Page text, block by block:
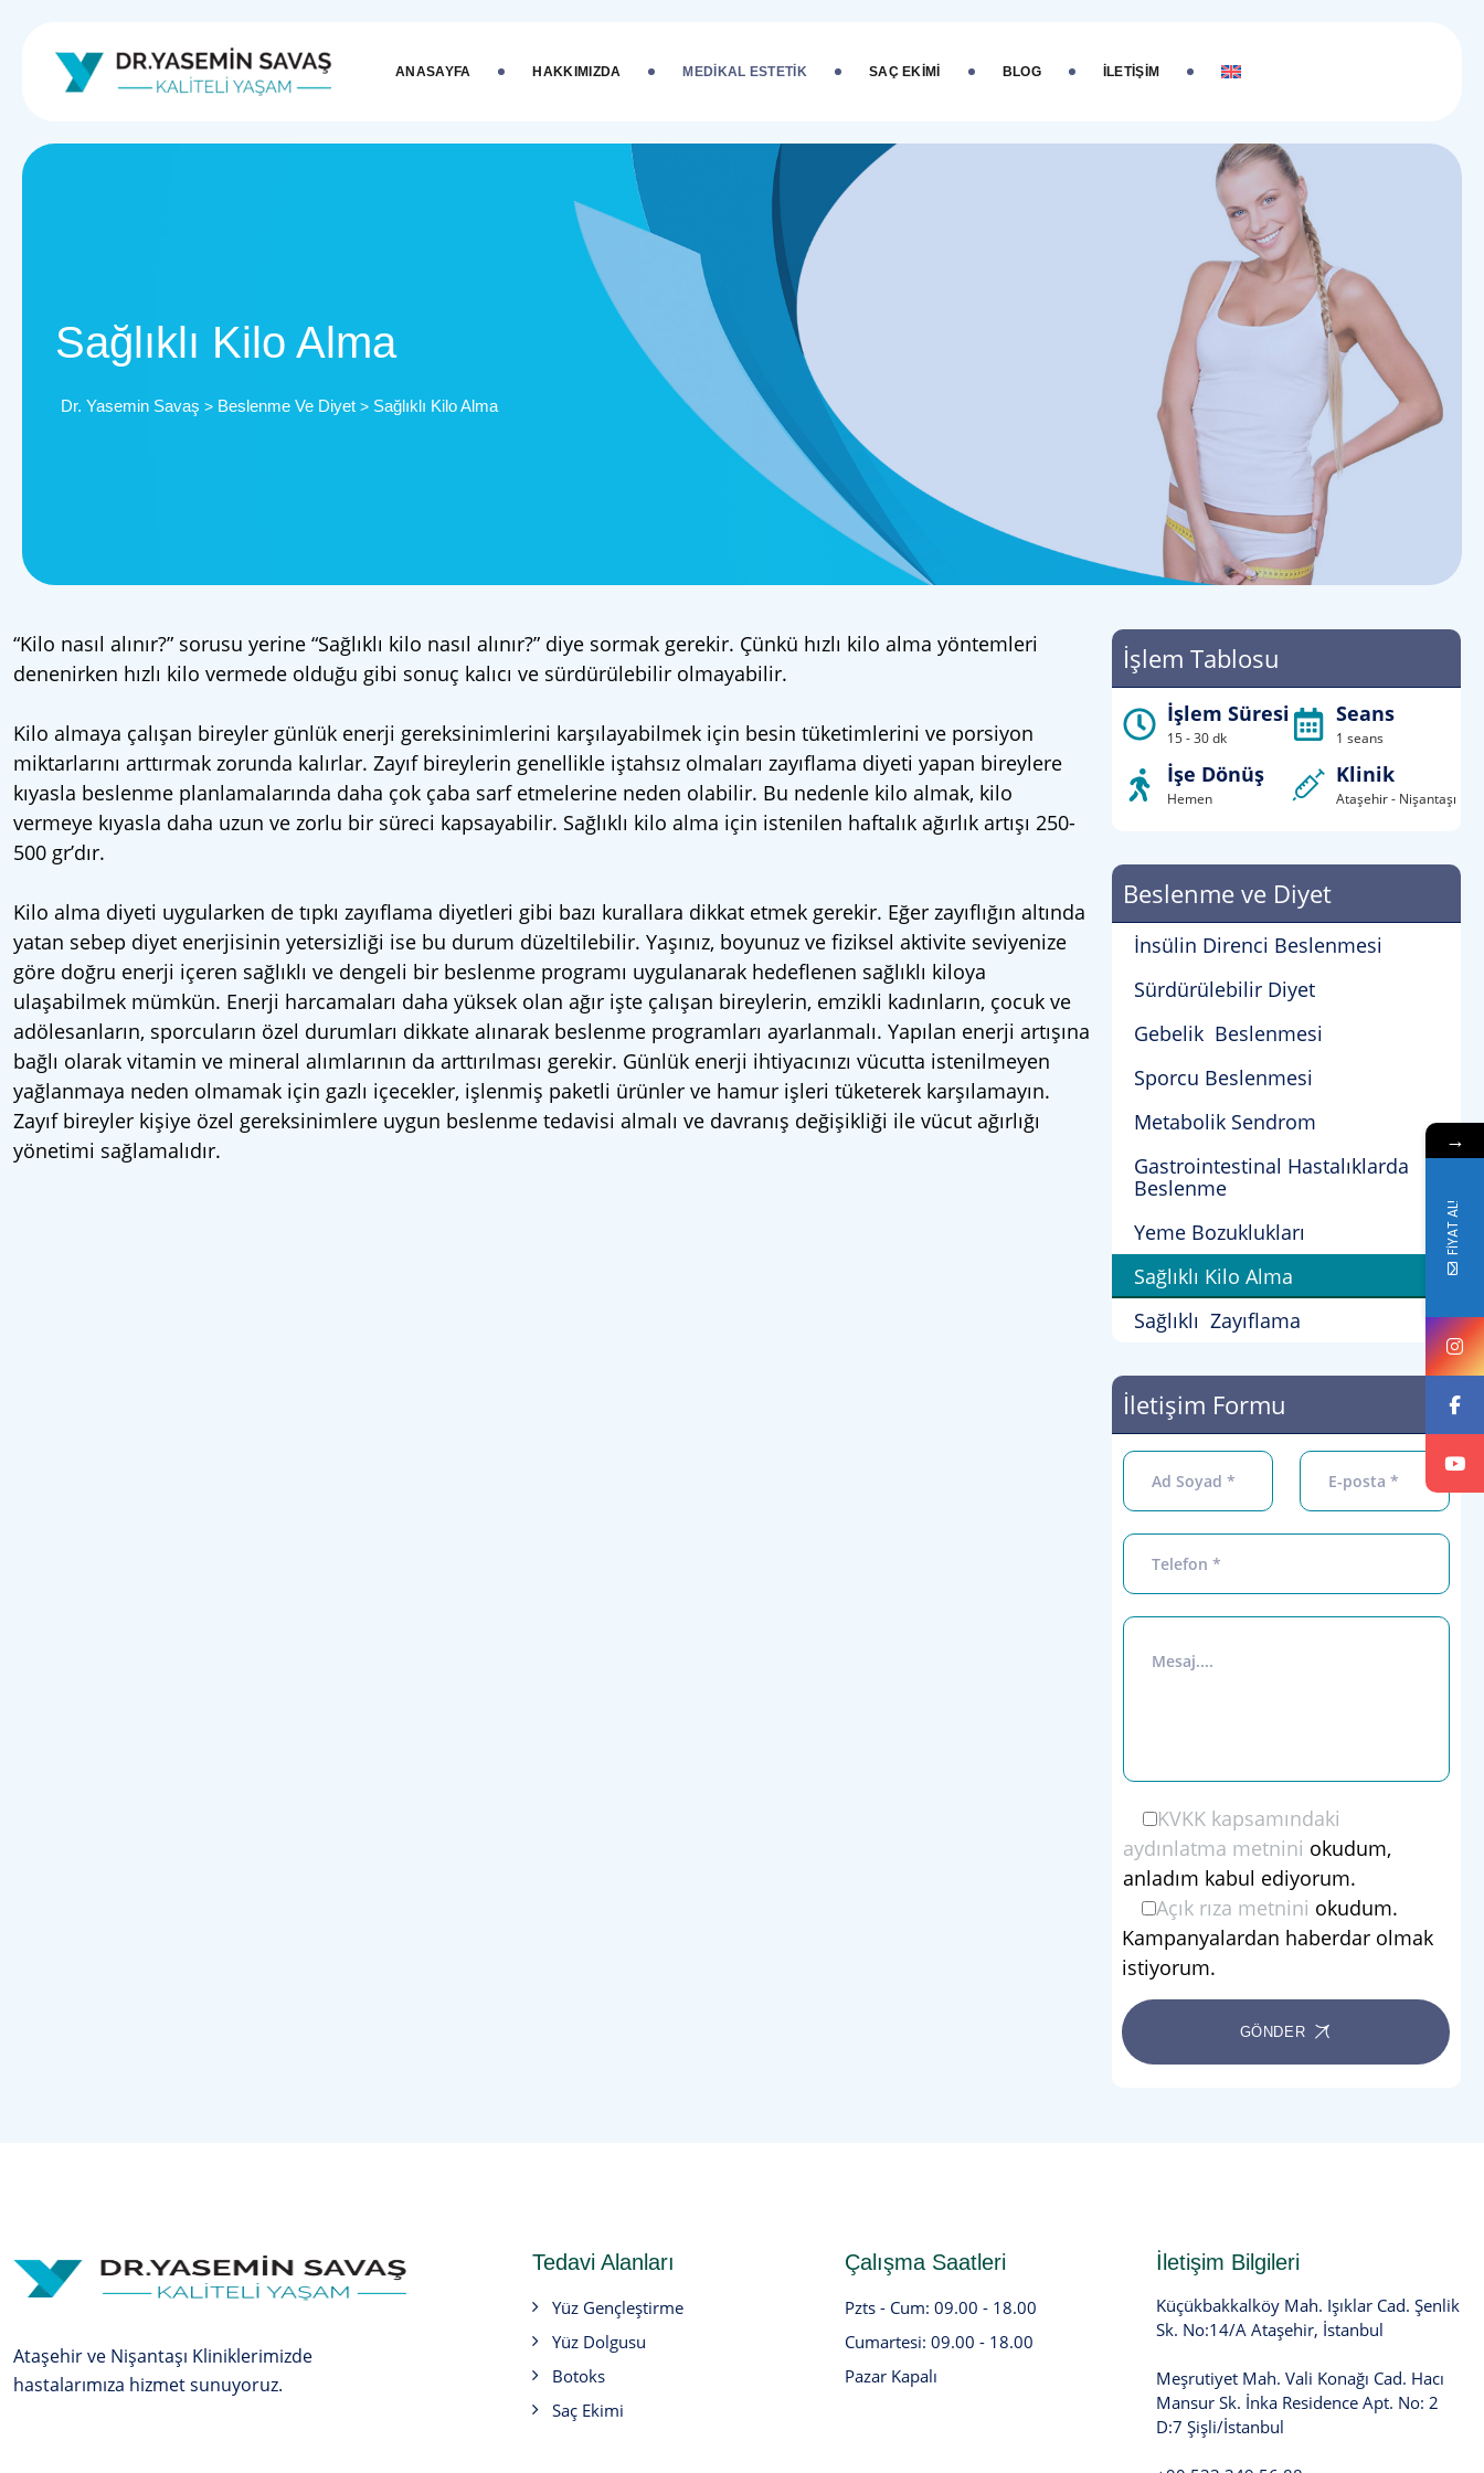
ANASAYFA HAKKIMIZDA MEDIKAL ESTETIK SAÇ EKIMI BLOG İLETIŞIM
Sağlıklı Kilo Alma
Dr. Yasemin Savaş > Beslenme Ve Diyet > Sağlıklı Kilo Alma
“Kilo nasıl alınır?” sorusu yerine “Sağlıklı kilo nasıl alınır?” diye sormak gerekir. Çünkü hızlı kilo alma yöntemleri
denenirken hızlı kilo vermede olduğu gibi sonuç kalıcı ve sürdürülebilir olmayabilir.
Kilo almaya çalışan bireyler günlük enerji gereksinimlerini karşılayabilmek için besin tüketimlerini ve porsiyon
miktarlarını arttırmak zorunda kalırlar. Zayıf bireylerin genellikle iştahsız olmaları zayıflama diyeti yapan bireylere
kıyasla beslenme planlamalarında daha çok çaba sarf etmelerine neden olabilir. Bu nedenle kilo almak, kilo
vermeye kıyasla daha uzun ve zorlu bir süreci kapsayabilir. Sağlıklı kilo alma için istenilen haftalık ağırlık artışı 250-
500 gr’dır.
Kilo alma diyeti uygularken de tıpkı zayıflama diyetleri gibi bazı kurallara dikkat etmek gerekir. Eğer zayıflığın altında
yatan sebep diyet enerjisinin yetersizliği ise bu durum düzeltilebilir. Yaşınız, boyunuz ve fiziksel aktivite seviyenize
göre doğru enerji içeren sağlıklı ve dengeli bir beslenme programı uygulanarak hedeflenen sağlıklı kiloya
ulaşabilmek mümkün. Enerji harcamaları daha yüksek olan ağır işte çalışan bireylerin, emzikli kadınların, çocuk ve
adölesanların, sporcuların özel durumları dikkate alınarak beslenme programları ayarlanmalı. Yapılan enerji artışına
bağlı olarak vitamin ve mineral alımlarının da arttırılması gerekir. Günlük enerji ihtiyacınızı vücutta istenilmeyen
yağlanmaya neden olmamak için gazlı içecekler, işlenmiş paketli ürünler ve hamur işleri tüketerek karşılamayın.
Zayıf bireyler kişiye özel gereksinimlere uygun beslenme tedavisi almalı ve davranış değişikliği ile vücut ağırlığı
yönetimi sağlamalıdır.
İşlem Tablosu
İşlem Süresi
15 - 30 dk
İşe Dönüş
Hemen
Seans
1 seans
Klinik
Ataşehir - Nişantaşı
Beslenme ve Diyet
İnsülin Direnci Beslenmesi
Sürdürülebilir Diyet
Gebelik Beslenmesi
Sporcu Beslenmesi
Metabolik Sendrom
Gastrointestinal Hastalıklarda
Beslenme
Yeme Bozuklukları
Sağlıklı Kilo Alma
Sağlıklı Zayıflama
İletişim Formu
KVKK kapsamındaki
aydınlatma metnini okudum,
anladım kabul ediyorum.
Açık rıza metnini okudum.
Kampanyalardan haberdar olmak
istiyorum.
GÖNDER
Ataşehir ve Nişantaşı Kliniklerimizde
hastalarımıza hizmet sunuyoruz.
Tedavi Alanları
Yüz Gençleştirme
Yüz Dolgusu
Botoks
Saç Ekimi
Çalışma Saatleri
Pzts - Cum: 09.00 - 18.00
Cumartesi: 09.00 - 18.00
Pazar Kapalı
İletişim Bilgileri
Küçükbakkalköy Mah. Işıklar Cad. Şenlik
Sk. No:14/A Ataşehir, İstanbul
Meşrutiyet Mah. Vali Konağı Cad. Hacı
Mansur Sk. İnka Residence Apt. No: 2
D:7 Şişli/İstanbul
→
FİYAT AL!